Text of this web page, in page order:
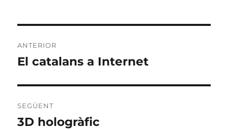
d'entrades
ANTERIOR
Entrada
El catalans a Internet
SEGÜENT
Entrada
3D hologràfic